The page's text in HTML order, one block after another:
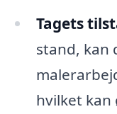
Tagets
stand, kan
hvilket kan